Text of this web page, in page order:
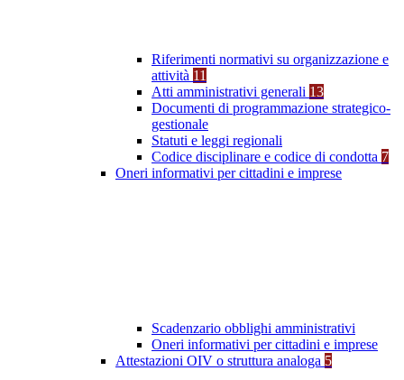
Riferimenti normativi su organizzazione e
attività 11
Atti amministrativi generali 13
Documenti di programmazione strategico-
gestionale
Statuti e leggi regionali
Codice disciplinare e codice di condotta 7
Oneri informativi per cittadini e imprese
Scadenzario obblighi amministrativi
Oneri informativi per cittadini e imprese
Attestazioni OIV o struttura analoga 5